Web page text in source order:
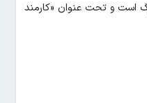
است و تحت عنوان «کارمند